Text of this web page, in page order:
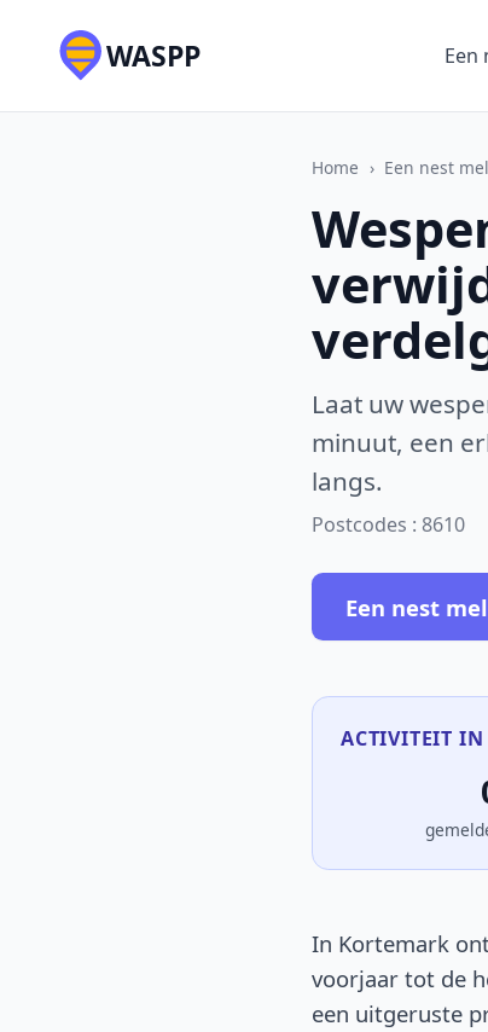
WASPP Een
Home › Een nest
Laat uw
minuut, een
langs.
Postcodes : 8610
Een nest
ACTIVITEIT
In Kortemark
voorjaar tot de
een uitgeruste